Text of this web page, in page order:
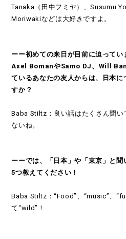
Tanaka（田中フミヤ）、Susumu
Moriwakiなどは大好きですよ。
ーー初めての来日が目前に迫ってい
Axel BomanやSamo DJ、Will
ているあなたの友人からは、日本に
すか？
Baba Stiltz：良い話はたくさん聞い
ないね。
ーーでは、「日本」や「東京」と
5つ教えてください！
Baba Stiltz：“Food”、“music”、
て“wild”！